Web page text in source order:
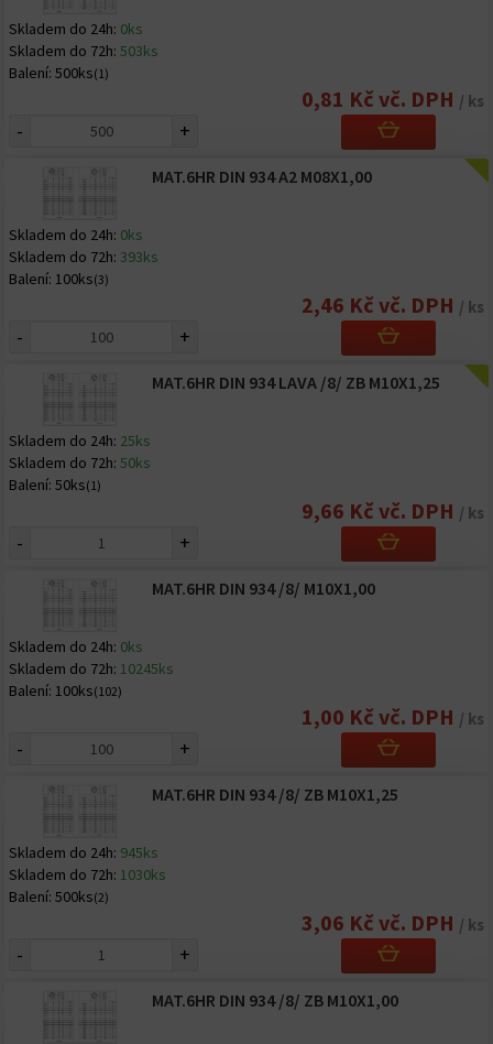
Skladem do 24h: 0ks
Skladem do 72h: 503ks
Balení: 500ks(1)
0,81 Kč vč. DPH / ks
- +
MAT.6HR DIN 934 A2 M08X1,00
Skladem do 24h: 0ks
Skladem do 72h: 393ks
Balení: 100ks(3)
2,46 Kč vč. DPH / ks
- +
MAT.6HR DIN 934 LAVA /8/ ZB M10X1,25
Skladem do 24h: 25ks
Skladem do 72h: 50ks
Balení: 50ks(1)
9,66 Kč vč. DPH / ks
- +
MAT.6HR DIN 934 /8/ M10X1,00
Skladem do 24h: 0ks
Skladem do 72h: 10245ks
Balení: 100ks(102)
1,00 Kč vč. DPH / ks
- +
MAT.6HR DIN 934 /8/ ZB M10X1,25
Skladem do 24h: 945ks
Skladem do 72h: 1030ks
Balení: 500ks(2)
3,06 Kč vč. DPH / ks
- +
MAT.6HR DIN 934 /8/ ZB M10X1,00